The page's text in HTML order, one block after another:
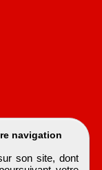
navigation
son site, dont